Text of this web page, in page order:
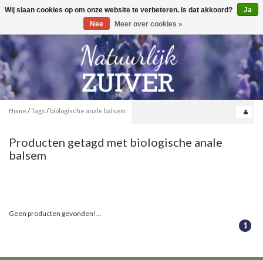
Toggle
0
Home /Tags / biologische anale balsem
Producten getagd met biologische anale
balsem
Geen producten gevonden!...
1
Wij slaan cookies op om onze website te verbeteren. Is dat akkoord?
Ja
Nee
Meer over cookies »